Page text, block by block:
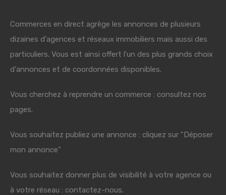
Commerces en direct agrège les annonces de plusieurs
dizaines d'agences et réseaux immobiliers mais aussi des
particuliers. Vous est ainsi offert l'un des plus grands choix
d'annonces et de coordonnées disponibles.
Vous cherchez à reprendre un commerce : consultez nos
pages.
Vous souhaitez publiez une annonce : cliquez sur "Déposer
mon annonce"
Vous souhaitez donner plus de visibilité à votre agence ou
à votre réseau : contactez-nous.